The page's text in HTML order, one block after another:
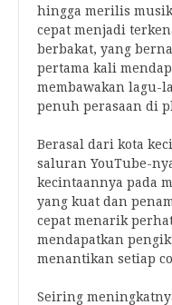
hingga merilis
cepat menjadi
berbakat, yang
pertama kali
membawakan lagu-
penuh perasaan di
Berasal dari kota
saluran YouTube-
kecintaannya pada
yang kuat dan
cepat menarik
mendapatkan
menantikan setiap
Seiring